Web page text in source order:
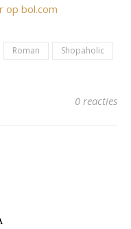
op bol.com
Roman
Shopaholic
0 reacties